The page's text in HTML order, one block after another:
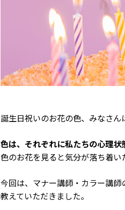
誕生日祝いのお花の色、みなさ
色は、それぞれに私たちの心理状
色のお花を見ると気分が落ち着い
今回は、マナー講師・カラー講
教えていただきました。